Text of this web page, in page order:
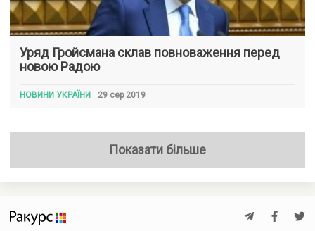
Уряд Гройсмана склав повноваження перед
новою Радою
НОВИНИ УКРАЇНИ 29 сер 2019
Показати більше